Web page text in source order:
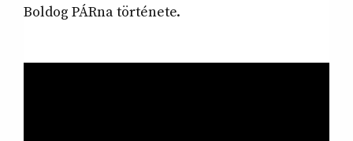
Boldog PÁRna története.